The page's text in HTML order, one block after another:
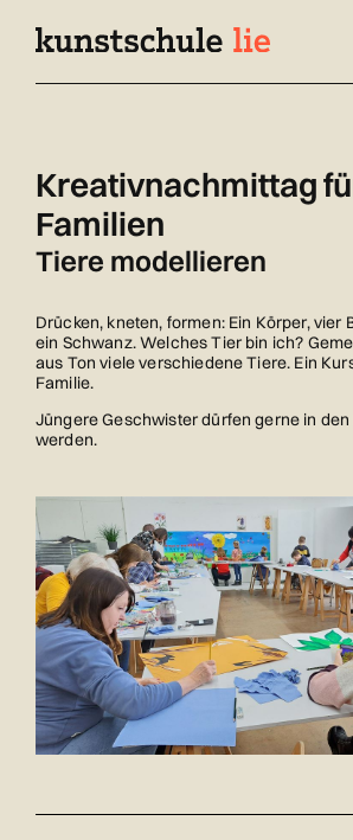
Navigieren
Seitenkontext
Kreativnachmittag
Familien
Tiere modellieren
Drücken, kneten, formen: Ein Körper, vier
ein Schwanz. Welches Tier bin ich?
aus Ton viele verschiedene Tiere. Ein
Familie.
Jüngere Geschwister dürfen gerne in
werden.